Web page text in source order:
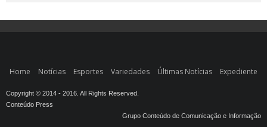
Home Notícias Esportes Variedades Últimas Notícias Expediente
Copyright © 2014 - 2016. All Rights Reserved.
Conteúdo Press
Grupo Conteúdo de Comunicação e Informação